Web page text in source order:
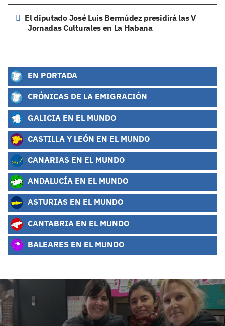
El diputado José Luis Bermúdez presidirá las V
Jornadas Culturales en La Habana
EN PORTADA
CRÓNICAS DE LA EMIGRACIÓN
GALICIA EN EL MUNDO
CASTILLA Y LEÓN EN EL MUNDO
CANARIAS EN EL MUNDO
ANDALUCÍA EN EL MUNDO
ASTURIAS EN EL MUNDO
CANTABRIA EN EL MUNDO
BALEARES EN EL MUNDO